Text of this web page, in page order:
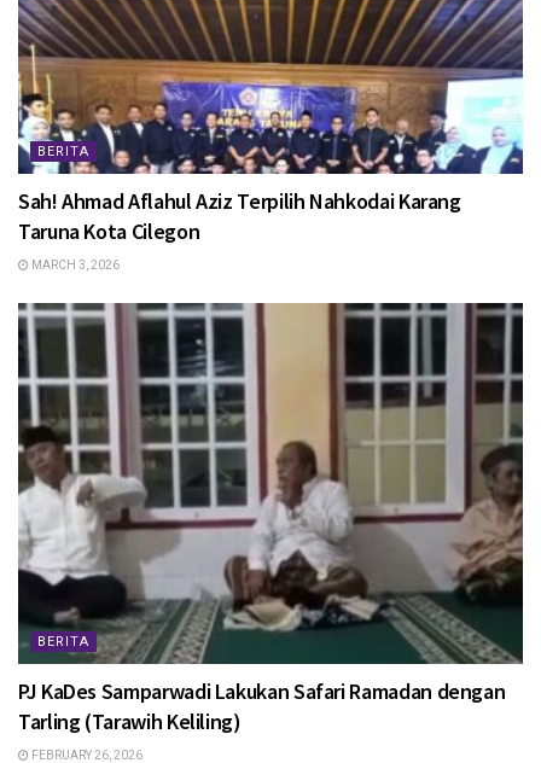
BERITA
Sah! Ahmad Aflahul Aziz Terpilih Nahkodai Karang
Taruna Kota Cilegon
MARCH 3, 2026
BERITA
PJ KaDes Samparwadi Lakukan Safari Ramadan dengan
Tarling (Tarawih Keliling)
FEBRUARY 26, 2026